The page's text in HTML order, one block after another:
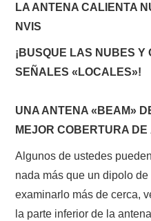
CONTACTO
HISTORIA DE LA RADIO
LA PULGA MERCANTE
LITERATURA DE LA RADIO
MIEMBROS ORIGINALES
LA ANTENA CALIENTA
NVIS
¡BUSQUE LAS NUBES Y
SEÑALES «LOCALES»!
UNA ANTENA «BEAM»
MEJOR COBERTURA
Algunos de ustedes
nada más que un dipolo de
examinarlo más de cerca,
la parte inferior de la